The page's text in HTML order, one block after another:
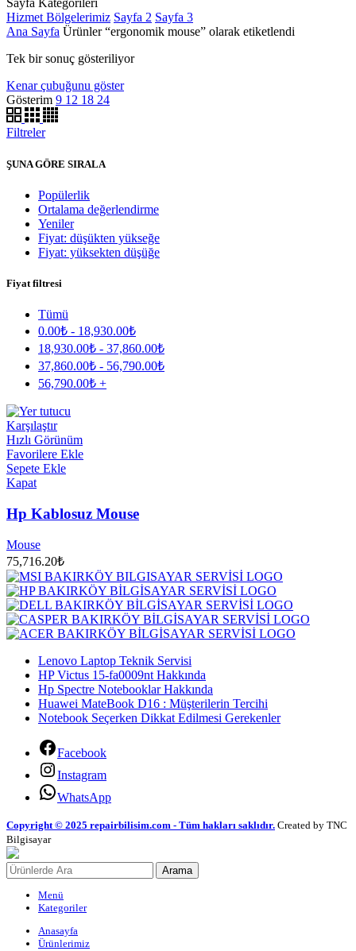
Sayfa Kategorileri
Hizmet Bölgelerimiz Sayfa 2 Sayfa 3
Ana Sayfa Ürünler “ergonomik mouse” olarak etiketlendi
Tek bir sonuç gösteriliyor
Kenar çubuğunu göster
Gösterim 9 12 18 24
Filtreler
ŞUNA GÖRE SIRALA
Popülerlik
Ortalama değerlendirme
Yeniler
Fiyat: düşükten yükseğe
Fiyat: yüksekten düşüğe
Fiyat filtresi
Tümü
0.00₺ - 18,930.00₺
18,930.00₺ - 37,860.00₺
37,860.00₺ - 56,790.00₺
56,790.00₺ +
Karşılaştır
Hızlı Görünüm
Favorilere Ekle
Sepete Ekle
Kapat
Hp Kablosuz Mouse
Mouse
75,716.20₺
Lenovo Laptop Teknik Servisi
HP Victus 15-fa0009nt Hakkında
Hp Spectre Notebooklar Hakkında
Huawei MateBook D16 : Müşterilerin Tercihi
Notebook Seçerken Dikkat Edilmesi Gerekenler
Facebook
Instagram
WhatsApp
Copyright © 2025 repairbilisim.com - Tüm hakları saklıdır. Created by TNC
Bilgisayar
Arama
Menü
Kategoriler
Anasayfa
Ürünlerimiz